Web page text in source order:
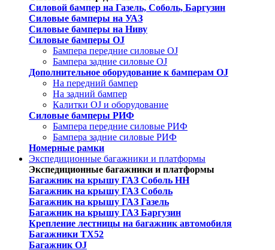
Силовой бампер на Газель, Соболь, Баргузин
Силовые бамперы на УАЗ
Силовые бамперы на Ниву
Силовые бамперы OJ
Бампера передние силовые OJ
Бампера задние силовые OJ
Дополнительное оборудование к бамперам OJ
На передний бампер
На задний бампер
Калитки OJ и оборудование
Силовые бамперы РИФ
Бампера передние силовые РИФ
Бампера задние силовые РИФ
Номерные рамки
Экспедиционные багажники и платформы
Экспедиционные багажники и платформы
Багажник на крышу ГАЗ Соболь НН
Багажник на крышу ГАЗ Соболь
Багажник на крышу ГАЗ Газель
Багажник на крышу ГАЗ Баргузин
Крепление лестницы на багажник автомобиля
Багажники ТХ52
Багажник OJ